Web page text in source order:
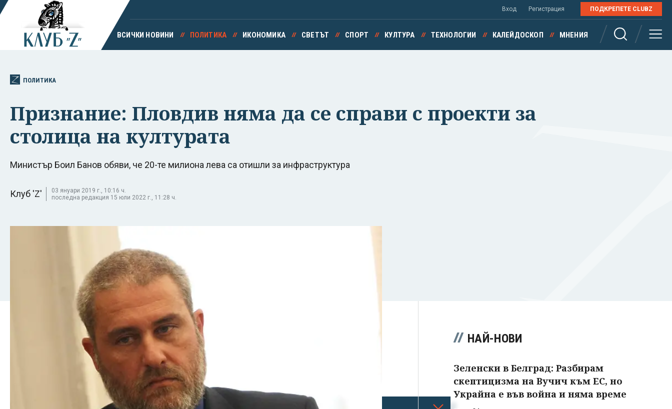
Вход Регистрация ПОДКРЕПЕТЕ CLUBZ
ВСИЧКИ НОВИНИ ПОЛИТИКА ИКОНОМИКА СВЕТЪТ СПОРТ КУЛТУРА ТЕХНОЛОГИИ КАЛЕЙДОСКОП МНЕНИЯ
ПОЛИТИКА
Признание: Пловдив няма да се справи с проекти за
столица на културата
Министър Боил Банов обяви, че 20-те милиона лева са отишли за инфраструктура
Клуб 'Z'
03 януари 2019 г., 10:16 ч.
последна редакция 15 юли 2022 г., 11:28 ч.
НАЙ-НОВИ
Зеленски в Белград: Разбирам
скептицизма на Вучич към ЕС, но
Украйна е във война и няма време